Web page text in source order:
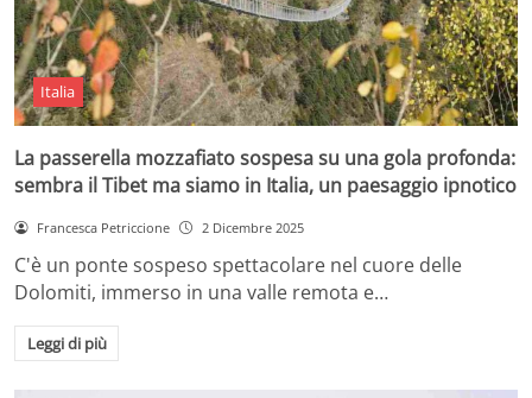
Italia
La passerella mozzafiato sospesa su una gola profonda:
sembra il Tibet ma siamo in Italia, un paesaggio ipnotico
Francesca Petriccione 2 Dicembre 2025
C'è un ponte sospeso spettacolare nel cuore delle
Dolomiti, immerso in una valle remota e…
Leggi di più